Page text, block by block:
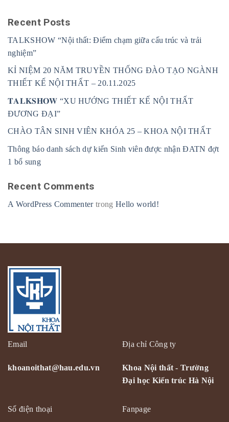
Recent Posts
TALKSHOW “Nội thất: Điểm chạm giữa cấu trúc và trải
nghiệm”
KỈ NIỆM 20 NĂM TRUYỀN THỐNG ĐÀO TẠO NGÀNH
THIẾT KẾ NỘI THẤT – 20.11.2025
𝐓𝐀𝐋𝐊𝐒𝐇𝐎𝐖 “XU HƯỚNG THIẾT KẾ NỘI THẤT
ĐƯƠNG ĐẠI”
CHÀO TÂN SINH VIÊN KHÓA 25 – KHOA NỘI THẤT
Thông báo danh sách dự kiến Sinh viên được nhận ĐATN đợt
1 bổ sung
Recent Comments
A WordPress Commentertrong Hello world!
Email
khoanoithat@hau.edu.vn
Địa chỉ Công ty
Khoa Nội thất - Trường
Đại học Kiến trúc Hà Nội
Số điện thoại Fanpage